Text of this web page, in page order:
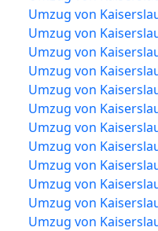
Umzug von
Umzug von
Umzug von
Umzug von
Umzug von
Umzug von
Umzug von
Umzug von
Umzug von
Umzug von
Umzug von
Umzug von